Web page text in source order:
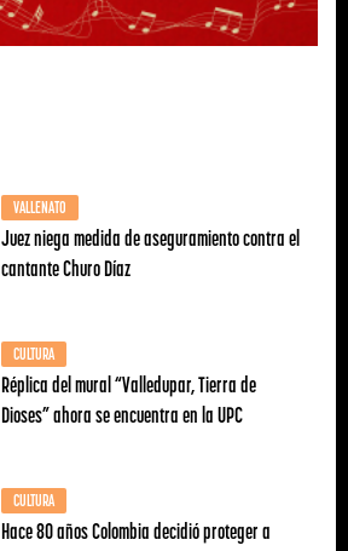
VALLENATO
Juez niega medida de aseguramiento contra el
cantante Churo Díaz
CULTURA
Réplica del mural “Valledupar, Tierra de
Dioses” ahora se encuentra en la UPC
CULTURA
Hace 80 años Colombia decidió proteger a